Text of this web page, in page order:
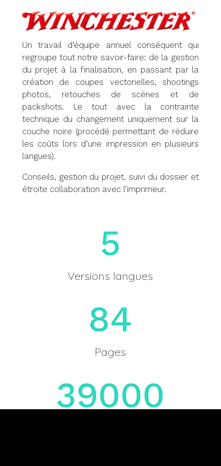
Un travail d’équipe annuel conséquent qui
regroupe tout notre savoir-faire: de la gestion
du projet à la finalisation, en passant par la
création de coupes vectorielles, shootings
photos, retouches de scènes et de
packshots. Le tout avec la contrainte
technique du changement uniquement sur la
couche noire (procédé permettant de réduire
les coûts lors d’une impression en plusieurs
langues).
Conseils, gestion du projet, suivi du dossier et
étroite collaboration avec l’imprimeur.
5
Versions langues
84
Pages
39000